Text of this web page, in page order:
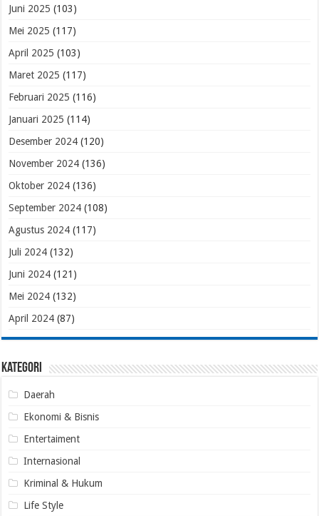
Juni 2025 (103)
Mei 2025 (117)
April 2025 (103)
Maret 2025 (117)
Februari 2025 (116)
Januari 2025 (114)
Desember 2024 (120)
November 2024 (136)
Oktober 2024 (136)
September 2024 (108)
Agustus 2024 (117)
Juli 2024 (132)
Juni 2024 (121)
Mei 2024 (132)
April 2024 (87)
Kategori
Daerah
Ekonomi & Bisnis
Entertaiment
Internasional
Kriminal & Hukum
Life Style